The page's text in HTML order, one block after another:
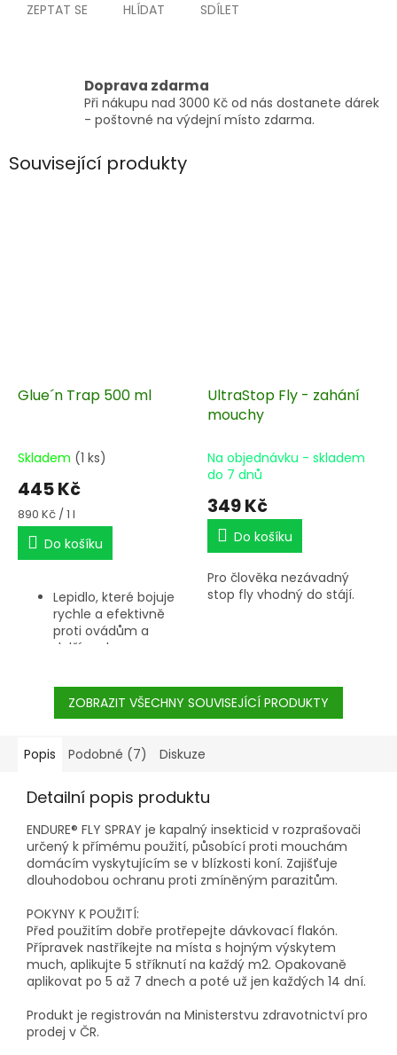
ZEPTAT SE HLÍDAT SDÍLET
Doprava zdarma
Při nákupu nad 3000 Kč od nás dostanete dárek
- poštovné na výdejní místo zdarma.
Související produkty
Glue´n Trap 500 ml
Skladem (1 ks)
445 Kč
Měrná
cena:
890 Kč / 1 l
Do košíku
Lepidlo, které bojuje
rychle a efektivně
proti ovádům a
dalšímu hmyzu.
UltraStop Fly - zahání
mouchy
Na objednávku - skladem
do 7 dnů
349 Kč
Do košíku
Pro člověka nezávadný
stop fly vhodný do stájí.
ZOBRAZIT VŠECHNY SOUVISEJÍCÍ PRODUKTY
Popis Podobné (7) Diskuze
Detailní popis produktu
ENDURE® FLY SPRAY je kapalný insekticid v rozprašovači
určený k přímému použití, působící proti mouchám
domácím vyskytujícím se v blízkosti koní. Zajišťuje
dlouhodobou ochranu proti zmíněným parazitům.
POKYNY K POUŽITÍ:
Před použitím dobře protřepejte dávkovací flakón.
Přípravek nastříkejte na místa s hojným výskytem
much, aplikujte 5 stříknutí na každý m2. Opakovaně
aplikovat po 5 až 7 dnech a poté už jen každých 14 dní.
Produkt je registrován na Ministerstvu zdravotnictví pro
prodej v ČR.